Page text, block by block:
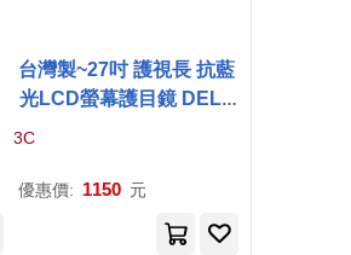
台灣製~27吋 護視長 抗藍
光LCD螢幕護目鏡 DELL
NEW系列 無 DELL
3C
優惠價: 1150 元